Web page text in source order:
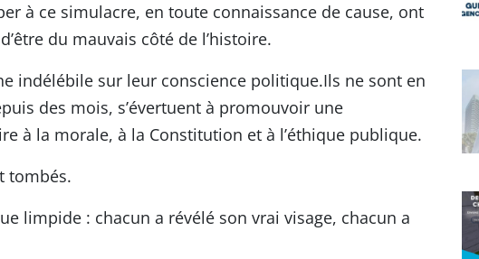
à ce simulacre, en toute connaissance de cause, ont
du mauvais côté de l’histoire.
indélébile sur leur conscience politique.Ils ne sont en
des mois, s’évertuent à promouvoir une
à la morale, à la Constitution et à l’éthique publique.
tombés.
limpide : chacun a révélé son vrai visage, chacun a